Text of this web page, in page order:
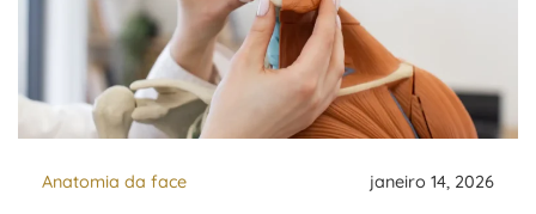
Anatomia da face janeiro 14, 2026